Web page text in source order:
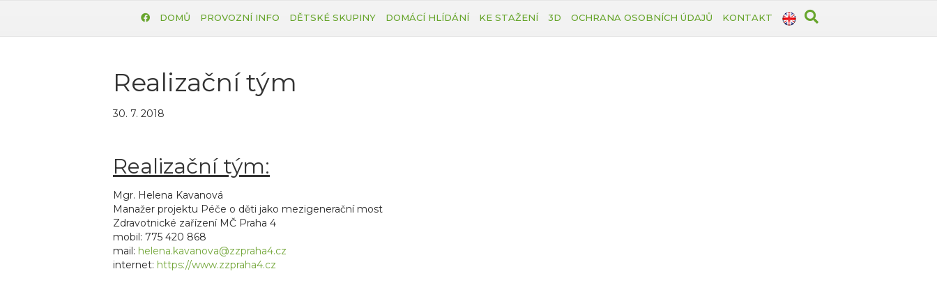
DOMŮ PROVOZNÍ INFO DĚTSKÉ SKUPINY DOMÁCÍ HLÍDÁNÍ KE STAŽENÍ 3D OCHRANA OSOBNÍCH ÚDAJŮ KONTAKT
Realizační tým
30. 7. 2018
Realizační tým:
Mgr. Helena Kavanová
Manažer projektu Péče o děti jako mezigenerační most
Zdravotnické zařízení MČ Praha 4
mobil: 775 420 868
mail: helena.kavanova@zzpraha4.cz
internet: https://www.zzpraha4.cz